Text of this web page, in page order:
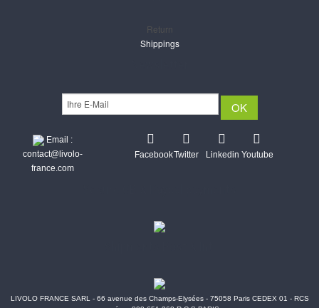
Return
Shippings
Email :
contact@livolo-
france.com
FacebookTwitter Linkedin Youtube
LIVOLO FRANCE SARL - 66 avenue des Champs-Elysées - 75058 Paris CEDEX 01 - RCS